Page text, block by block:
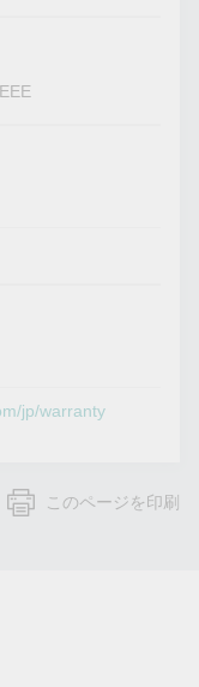
jp/warranty
このページを印刷